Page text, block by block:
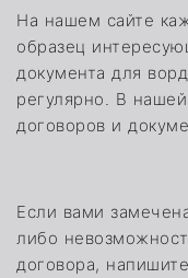
На нашем сайте
образец
документа для
регулярно. В
договоров и
Если вами
либо
договора,